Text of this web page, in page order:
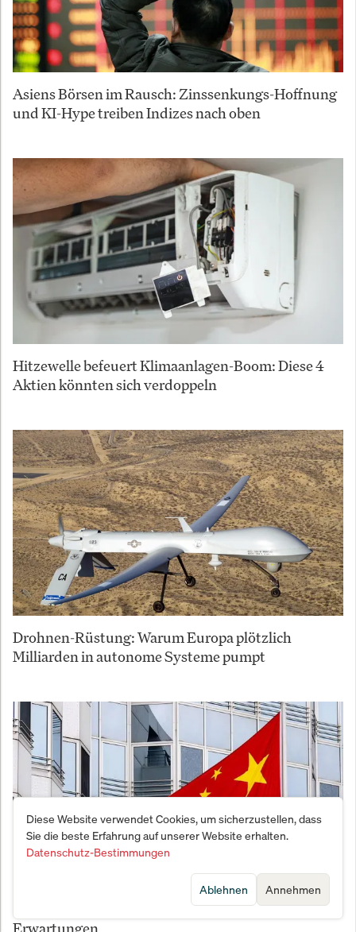
Asiens Börsen im Rausch: Zinssenkungs-Hoffnung
und KI-Hype treiben Indizes nach oben
Hitzewelle befeuert Klimaanlagen-Boom: Diese 4
Aktien könnten sich verdoppeln
Drohnen-Rüstung: Warum Europa plötzlich
Milliarden in autonome Systeme pumpt
China wächst nur noch 4,7% – unter Zielmarke und
Erwartungen
Diese Website verwendet Cookies, um sicherzustellen, dass
Sie die beste Erfahrung auf unserer Website erhalten.
Datenschutz-Bestimmungen
Annehmen
Ablehnen